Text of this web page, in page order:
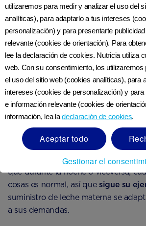
papel importante en el desarrollo de
meses. Proporciona la nutrición
crecimiento, al tiempo que permite
produzca prolactina, la hormona que
suministro de leche .
La pancita de tu bebé es muy pequeña
la leche materna fácilmente.
Es posible que tu bebé comience a
durante más tiempo pero con menos
También puede necesitar más
que durante la noche o viceversa;
cosas es normal, así que sigue su
suministro de leche materna se
a sus demandas.
utilizaremos para medir y analizar el uso del
analíticas), para adaptarlo a tus intereses
personalización) y para presentarte
relevante (cookies de orientación). Para
lee la declaración de cookies. Nutricia utiliza
web. Con su consentimiento, los utilizaremos
el uso del sitio web (cookies analíticas), para
intereses (cookies de personalización) y para
e información relevante (cookies de
información, lea ladeclaración de cookies.
Aceptar todo
Gestionar el